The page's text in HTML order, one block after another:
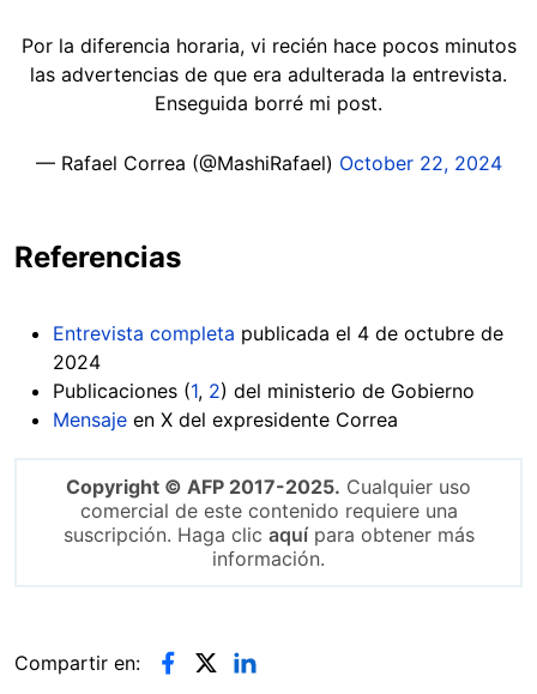
Por la diferencia horaria, vi recién hace pocos minutos
las advertencias de que era adulterada la entrevista.
Enseguida borré mi post.
— Rafael Correa (@MashiRafael) October 22, 2024
Referencias
Entrevista completa publicada el 4 de octubre de
2024
Publicaciones (1, 2) del ministerio de Gobierno
Mensaje en X del expresidente Correa
Copyright © AFP 2017-2025. Cualquier uso
comercial de este contenido requiere una
suscripción. Haga clic aquípara obtener más
información.
Compartir en: